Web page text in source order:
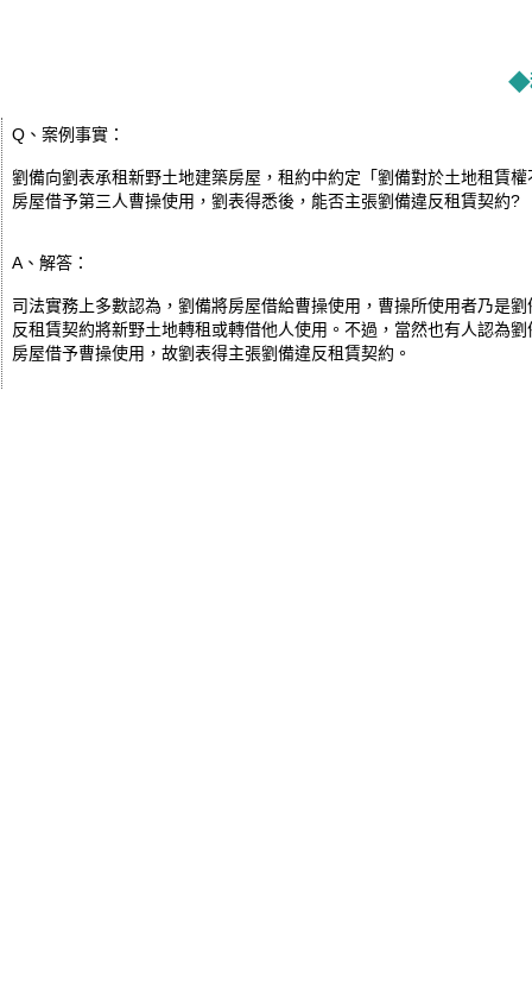
◆
Q、案例事實：
劉備向劉表承租新野土地建築房屋，租約中約定「劉備對於土地租賃
房屋借予第三人曹操使用，劉表得悉後，能否主張劉備違反租賃契約?
A、解答：
司法實務上多數認為，劉備將房屋借給曹操使用，曹操所使用者乃是
反租賃契約將新野土地轉租或轉借他人使用。不過，當然也有人認為
房屋借予曹操使用，故劉表得主張劉備違反租賃契約。